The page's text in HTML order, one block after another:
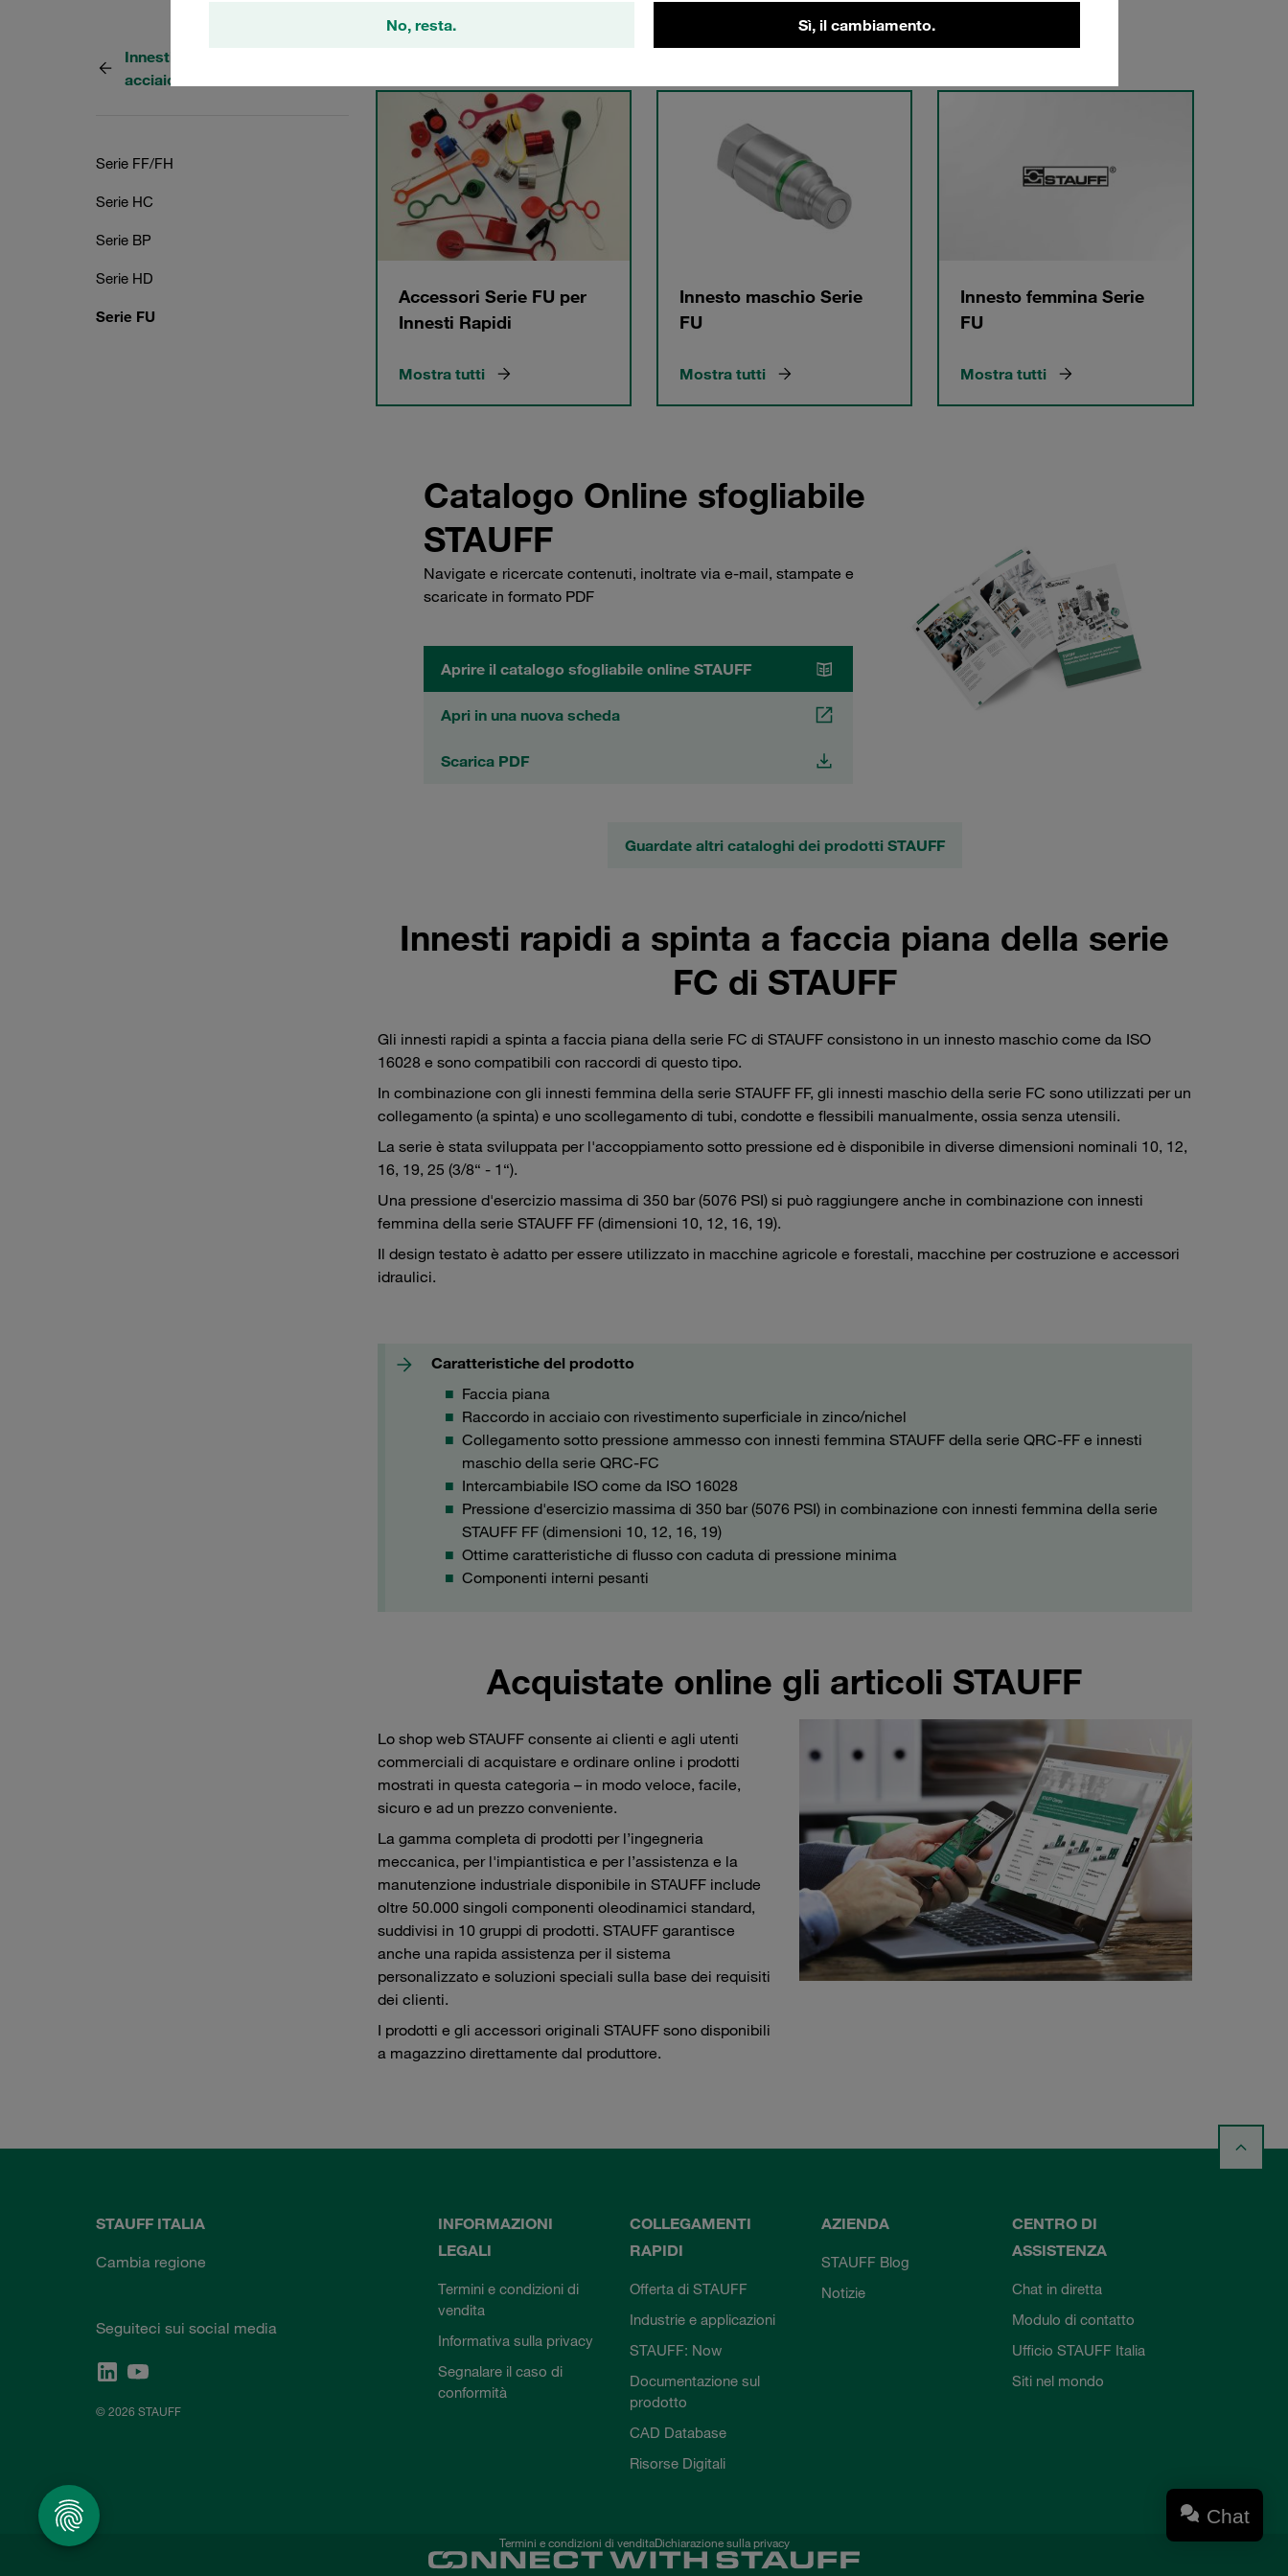
No, resta. Sì, il cambiamento.
Innesti rapidi a faccia piana in
acciaio a Raccordi
Serie FF/FH
Serie HC
Serie BP
Serie HD
Serie FU
Accessori Serie FU per
Innesti Rapidi
Mostra tutti
Innesto maschio Serie
FU
Mostra tutti
Innesto femmina Serie
FU
Mostra tutti
Catalogo Online sfogliabile
STAUFF
Navigate e ricercate contenuti, inoltrate via e-mail, stampate e
scaricate in formato PDF
Aprire il catalogo sfogliabile online STAUFF
Apri in una nuova scheda
Scarica PDF
Guardate altri cataloghi dei prodotti STAUFF
Innesti rapidi a spinta a faccia piana della serie
FC di STAUFF
Gli innesti rapidi a spinta a faccia piana della serie FC di STAUFF consistono in un innesto maschio come da ISO
16028 e sono compatibili con raccordi di questo tipo.
In combinazione con gli innesti femmina della serie STAUFF FF, gli innesti maschio della serie FC sono utilizzati per un
collegamento (a spinta) e uno scollegamento di tubi, condotte e flessibili manualmente, ossia senza utensili.
La serie è stata sviluppata per l'accoppiamento sotto pressione ed è disponibile in diverse dimensioni nominali 10, 12,
16, 19, 25 (3/8“ - 1“).
Una pressione d'esercizio massima di 350 bar (5076 PSI) si può raggiungere anche in combinazione con innesti
femmina della serie STAUFF FF (dimensioni 10, 12, 16, 19).
Il design testato è adatto per essere utilizzato in macchine agricole e forestali, macchine per costruzione e accessori
idraulici.
Caratteristiche del prodotto
Faccia piana
Raccordo in acciaio con rivestimento superficiale in zinco/nichel
Collegamento sotto pressione ammesso con innesti femmina STAUFF della serie QRC-FF e innesti
maschio della serie QRC-FC
Intercambiabile ISO come da ISO 16028
Pressione d'esercizio massima di 350 bar (5076 PSI) in combinazione con innesti femmina della serie
STAUFF FF (dimensioni 10, 12, 16, 19)
Ottime caratteristiche di flusso con caduta di pressione minima
Componenti interni pesanti
Acquistate online gli articoli STAUFF
Lo shop web STAUFF consente ai clienti e agli utenti
commerciali di acquistare e ordinare online i prodotti
mostrati in questa categoria – in modo veloce, facile,
sicuro e ad un prezzo conveniente.
La gamma completa di prodotti per l’ingegneria
meccanica, per l'impiantistica e per l’assistenza e la
manutenzione industriale disponibile in STAUFF include
oltre 50.000 singoli componenti oleodinamici standard,
suddivisi in 10 gruppi di prodotti. STAUFF garantisce
anche una rapida assistenza per il sistema
personalizzato e soluzioni speciali sulla base dei requisiti
dei clienti.
I prodotti e gli accessori originali STAUFF sono disponibili
a magazzino direttamente dal produttore.
STAUFF ITALIA
Cambia regione
Seguiteci sui social media
© 2026 STAUFF
INFORMAZIONI
LEGALI
Termini e condizioni di
vendita
Informativa sulla privacy
Segnalare il caso di
conformità
COLLEGAMENTI
RAPIDI
Offerta di STAUFF
Industrie e applicazioni
STAUFF: Now
Documentazione sul
prodotto
CAD Database
Risorse Digitali
AZIENDA
STAUFF Blog
Notizie
CENTRO DI
ASSISTENZA
Chat in diretta
Modulo di contatto
Ufficio STAUFF Italia
Siti nel mondo
Termini e condizioni di venditaDichiarazione sulla privacy
Chat